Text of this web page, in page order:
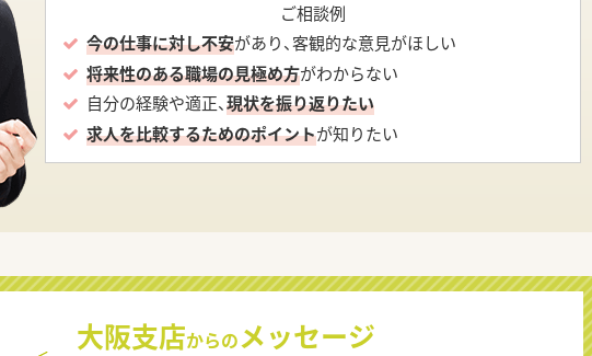
ご相談例
今の仕事に対し不安があり、客観的な意見がほしい
将来性のある職場の見極め方がわからない
自分の経験や適正、現状を振り返りたい
求人を比較するためのポイントが知りたい
大阪支店からのメッセージ